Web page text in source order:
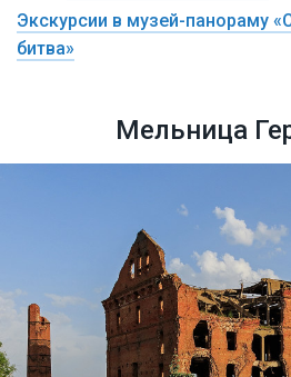
Экскурсии в музей-панораму
битва»
Мельница